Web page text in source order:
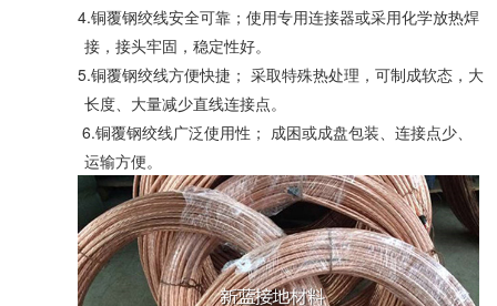
4.铜覆钢绞线安全可靠；使用专用连接器或采用化学放热焊
接，接头牢固，稳定性好。
5.铜覆钢绞线方便快捷； 采取特殊热处理，可制成软态，大
长度、大量减少直线连接点。
6.铜覆钢绞线广泛使用性； 成困或成盘包装、连接点少、
运输方便。